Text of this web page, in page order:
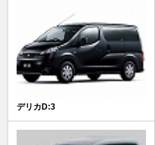
デリカD:3